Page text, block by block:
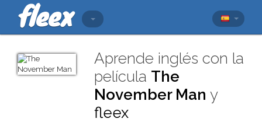
Aprende inglés con la
película The
November Man y
fleex